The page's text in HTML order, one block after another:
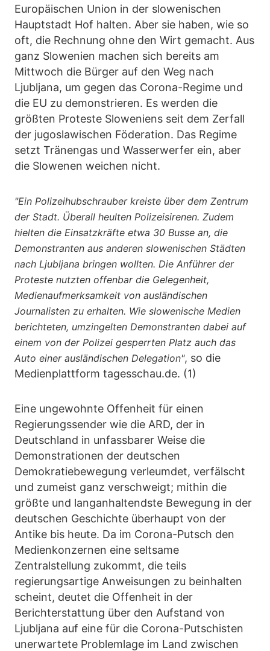
Europäischen Union in der slowenischen
Hauptstadt Hof halten. Aber sie haben, wie so
oft, die Rechnung ohne den Wirt gemacht. Aus
ganz Slowenien machen sich bereits am
Mittwoch die Bürger auf den Weg nach
Ljubljana, um gegen das Corona-Regime und
die EU zu demonstrieren. Es werden die
größten Proteste Sloweniens seit dem Zerfall
der jugoslawischen Föderation. Das Regime
setzt Tränengas und Wasserwerfer ein, aber
die Slowenen weichen nicht.
"Ein Polizeihubschrauber kreiste über dem Zentrum
der Stadt. Überall heulten Polizeisirenen. Zudem
hielten die Einsatzkräfte etwa 30 Busse an, die
Demonstranten aus anderen slowenischen Städten
nach Ljubljana bringen wollten. Die Anführer der
Proteste nutzten offenbar die Gelegenheit,
Medienaufmerksamkeit von ausländischen
Journalisten zu erhalten. Wie slowenische Medien
berichteten, umzingelten Demonstranten dabei auf
einem von der Polizei gesperrten Platz auch das
Auto einer ausländischen Delegation", so die
Medienplattform tagesschau.de. (1)
Eine ungewohnte Offenheit für einen
Regierungssender wie die ARD, der in
Deutschland in unfassbarer Weise die
Demonstrationen der deutschen
Demokratiebewegung verleumdet, verfälscht
und zumeist ganz verschweigt; mithin die
größte und langanhaltendste Bewegung in der
deutschen Geschichte überhaupt von der
Antike bis heute. Da im Corona-Putsch den
Medienkonzernen eine seltsame
Zentralstellung zukommt, die teils
regierungsartige Anweisungen zu beinhalten
scheint, deutet die Offenheit in der
Berichterstattung über den Aufstand von
Ljubljana auf eine für die Corona-Putschisten
unerwartete Problemlage im Land zwischen